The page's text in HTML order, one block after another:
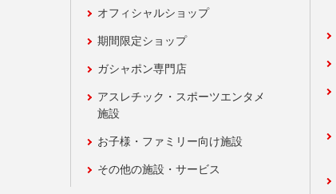
オフィシャルショップ
期間限定ショップ
ガシャポン専門店
アスレチック・スポーツエンタメ
施設
お子様・ファミリー向け施設
その他の施設・サービス